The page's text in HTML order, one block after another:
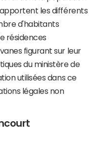
les différents
d'habitants
résidences
figurant sur leur
du ministère de
utilisées dans ce
légales non